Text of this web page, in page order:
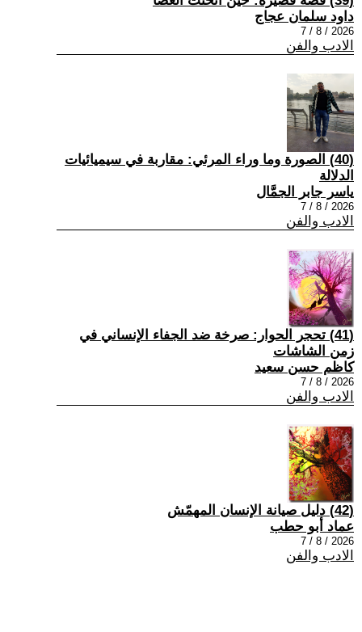
داود سلمان عجاج
2026 / 8 / 7
الادب والفن
(40) الصورة وما وراء المرئي: مقاربة في سيميائيات
الدلالة
ياسر جابر الجمَّال
2026 / 8 / 7
الادب والفن
(41) تحجر الحوار: صرخة ضد الجفاء الإنساني في
زمن الشاشات
كاظم حسن سعيد
2026 / 8 / 7
الادب والفن
(42) دليل صيانة الإنسان المهمّش
عماد أبو حطب
2026 / 8 / 7
الادب والفن